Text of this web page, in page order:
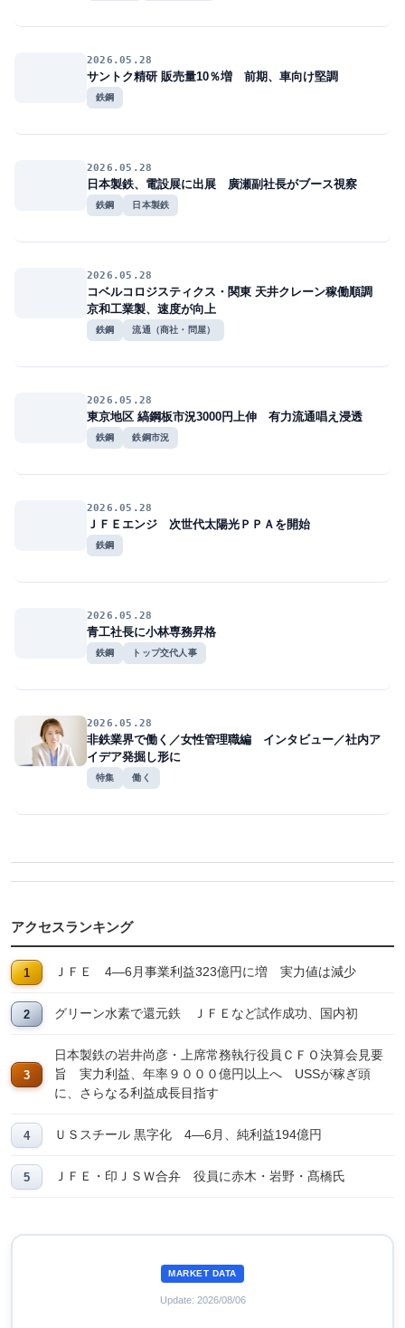
2026.05.28
サントク精研 販売量10％増 前期、車向け堅調
鉄鋼
2026.05.28
日本製鉄、電設展に出展 廣瀬副社長がブース視察
鉄鋼 日本製鉄
2026.05.28
コベルコロジスティクス・関東 天井クレーン稼働順調
京和工業製、速度が向上
鉄鋼 流通（商社・問屋）
2026.05.28
東京地区 縞鋼板市況3000円上伸 有力流通唱え浸透
鉄鋼 鉄鋼市況
2026.05.28
ＪＦＥエンジ 次世代太陽光ＰＰＡを開始
鉄鋼
2026.05.28
青工社長に小林専務昇格
鉄鋼 トップ交代人事
2026.05.28
非鉄業界で働く／女性管理職編 インタビュー／社内ア
イデア発掘し形に
特集 働く
アクセスランキング
ＪＦＥ 4―6月事業利益323億円に増 実力値は減少
グリーン水素で還元鉄 ＪＦＥなど試作成功、国内初
日本製鉄の岩井尚彦・上席常務執行役員ＣＦＯ決算会見要
旨 実力利益、年率９０００億円以上へ USSが稼ぎ頭
に、さらなる利益成長目指す
ＵＳスチール 黒字化 4―6月、純利益194億円
ＪＦＥ・印ＪＳＷ合弁 役員に赤木・岩野・髙橋氏
MARKET DATA
Update: 2026/08/06